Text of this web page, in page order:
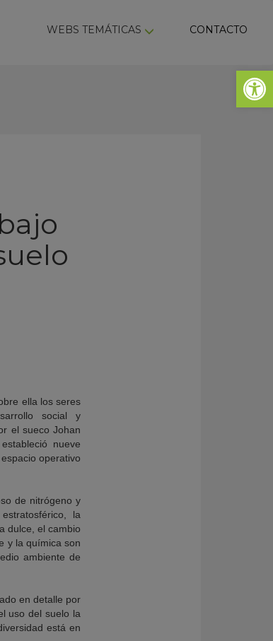
Abrir
WEBS TEMÁTICAS CONTACTO
ella los seres
social y
el sueco Johan
, estableció nueve
operativo
de nitrógeno y
la
dulce, el cambio
y la química son
ambiente de
en detalle por
uso del suelo la
está en